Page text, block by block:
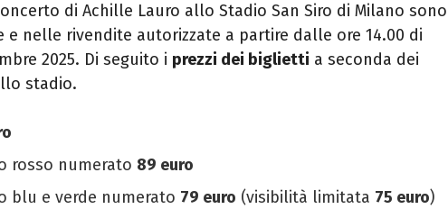
di Achille Lauro allo Stadio San Siro di Milano sono
e nelle rivendite autorizzate a partire dalle ore 14.00 di
2025. Di seguito i prezzi dei biglietti a seconda dei
stadio.
rosso numerato 89 euro
blu e verde numerato 79 euro (visibilità limitata 75 euro)